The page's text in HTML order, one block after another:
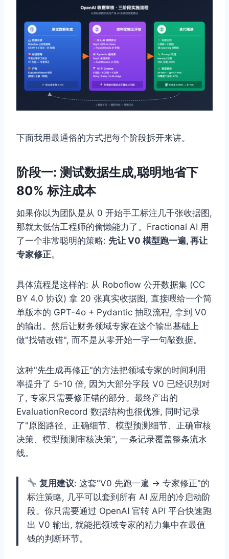
下面我用最通俗的方式把每个阶段拆开来讲。
阶段一: 测试数据生成,聪明地省下
80% 标注成本
如果你以为团队是从 0 开始手工标注几千张收据图,
那就太低估工程师的偷懒能力了。Fractional AI 用
了一个非常聪明的策略: 先让 V0 模型跑一遍, 再让
专家修正。
具体流程是这样的: 从 Roboflow 公开数据集 (CC
BY 4.0 协议) 拿 20 张真实收据图, 直接喂给一个简
单版本的 GPT-4o + Pydantic 抽取流程, 拿到 V0
的输出。然后让财务领域专家在这个输出基础上
做"找错改错", 而不是从零开始一字一句敲数据。
这种"先生成再修正"的方法把领域专家的时间利用
率提升了 5-10 倍, 因为大部分字段 V0 已经识别对
了, 专家只需要修正错的部分。最终产出的
EvaluationRecord 数据结构也很优雅, 同时记录
了"原图路径、正确细节、模型预测细节、正确审核
决策、模型预测审核决策", 一条记录覆盖整条流水
线。
复用建议: 这套"V0 先跑一遍 → 专家修正"的
标注策略, 几乎可以套到所有 AI 应用的冷启动阶
段。你只需要通过 OpenAI 官转 API 平台快速跑
出 V0 输出, 就能把领域专家的精力集中在最值
钱的判断环节。